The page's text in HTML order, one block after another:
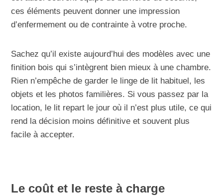
ces éléments peuvent donner une impression
d’enfermement ou de contrainte à votre proche.
Sachez qu’il existe aujourd’hui des modèles avec une
finition bois qui s’intègrent bien mieux à une chambre.
Rien n’empêche de garder le linge de lit habituel, les
objets et les photos familières. Si vous passez par la
location, le lit repart le jour où il n’est plus utile, ce qui
rend la décision moins définitive et souvent plus
facile à accepter.
Le coût et le reste à charge